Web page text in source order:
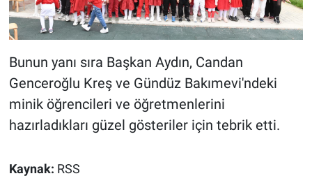
Bunun yanı sıra Başkan Aydın, Candan
Genceroğlu Kreş ve Gündüz Bakımevi'ndeki
minik öğrencileri ve öğretmenlerini
hazırladıkları güzel gösteriler için tebrik etti.
Kaynak: RSS